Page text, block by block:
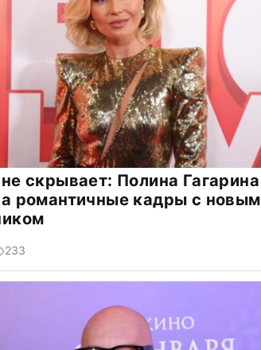
скрывает: Полина Гагарина
романтичные кадры с новым
233